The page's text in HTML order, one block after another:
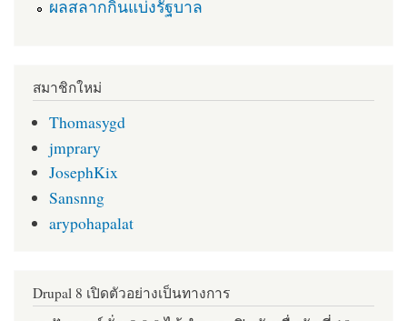
ผลสลากกินแบ่งรัฐบาล
สมาชิกใหม่
Thomasygd
jmprary
JosephKix
Sansnng
arypohapalat
Drupal 8 เปิดตัวอย่างเป็นทางการ